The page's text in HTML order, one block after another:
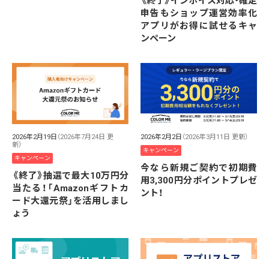
申告もショップ運営効率化
アプリがお得に試せるキャ
ンペーン
2026年2月19日 （2026年7月24日 更
新）
キャンペーン
《終了》抽選で最大10万円分
当たる！「Amazonギフトカ
ード大還元祭」を活用しまし
ょう
2026年2月2日 （2026年3月11日 更新）
キャンペーン
今なら新規ご契約で初期費
用3,300円分ポイントプレゼ
ント！